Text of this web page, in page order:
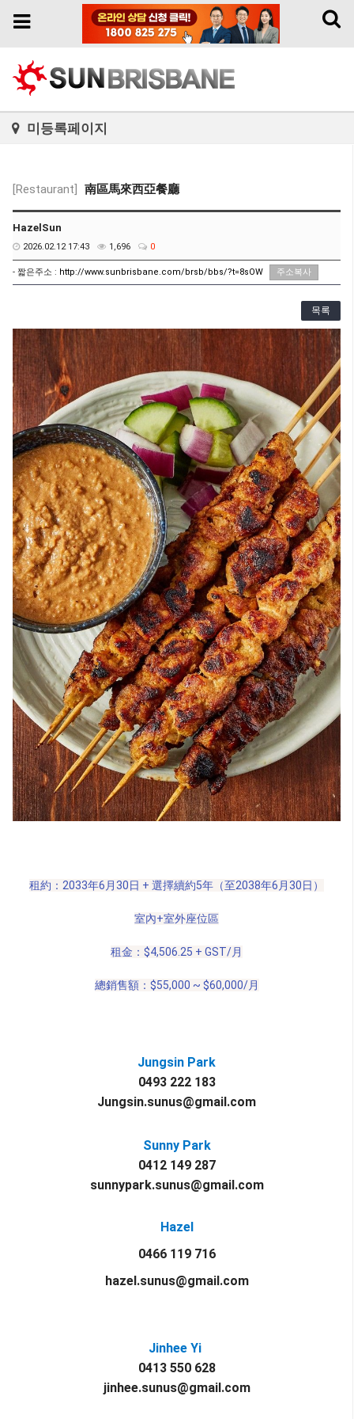
Toggle
Toggle
미등록페이지
[Restaurant] 南區馬來西亞餐廳
HazelSun
2026.02.12 17:43 1,696 0
- 짧은주소 : http://www.sunbrisbane.com/brsb/bbs/?t=8sOW 주소복사
목록
租約：2033年6月30日 + 選擇續約5年（至2038年6月30日）
室內+室外座位區
租金：$4,506.25 + GST/月
總銷售額：$55,000 ~ $60,000/月
Jungsin Park
0493 222 183
Jungsin.sunus@gmail.com
Sunny Park
0412 149 287
sunnypark.sunus@gmail.com
Hazel
0466 119 716
hazel.sunus@gmail.com
Jinhee Yi
0413 550 628
jinhee.sunus@gmail.com